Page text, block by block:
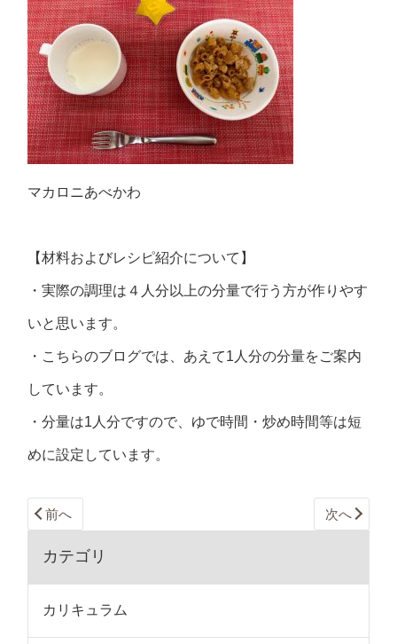
マカロニあべかわ
【材料およびレシピ紹介について】
・実際の調理は４人分以上の分量で行う方が作りやす
いと思います。
・こちらのブログでは、あえて1人分の分量をご案内
しています。
・分量は1人分ですので、ゆで時間・炒め時間等は短
めに設定しています。
前へ 次へ
カテゴリ
カリキュラム